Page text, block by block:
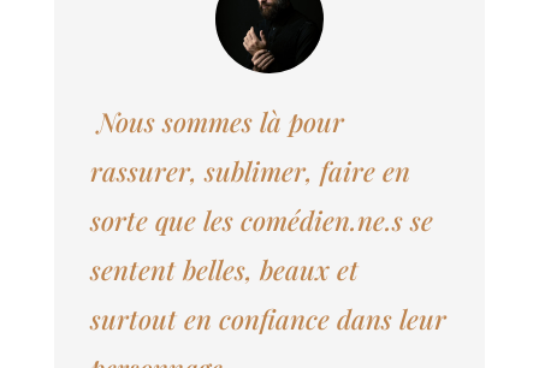
Nous sommes là pour
rassurer, sublimer, faire en
sorte que les comédien.ne.s se
sentent belles, beaux et
surtout en confiance dans leur